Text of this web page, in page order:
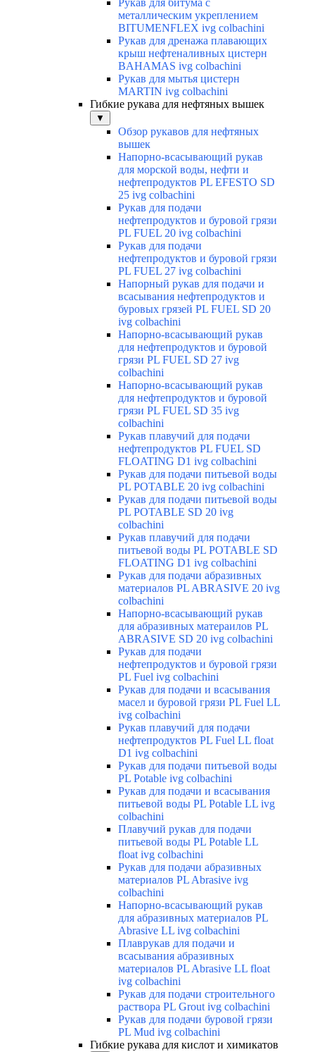
Рукав для битума с
металлическим укреплением
BITUMENFLEX ivg colbachini
Рукав для дренажа плавающих
крыш нефтеналивных цистерн
BAHAMAS ivg colbachini
Рукав для мытья цистерн
MARTIN ivg colbachini
Гибкие рукава для нефтяных вышек
▼
Обзор рукавов для нефтяных
вышек
Напорно-всасывающий рукав
для морской воды, нефти и
нефтепродуктов PL EFESTO SD
25 ivg colbachini
Рукав для подачи
нефтепродуктов и буровой грязи
PL FUEL 20 ivg colbachini
Рукав для подачи
нефтепродуктов и буровой грязи
PL FUEL 27 ivg colbachini
Напорный рукав для подачи и
всасывания нефтепродуктов и
буровых грязей PL FUEL SD 20
ivg colbachini
Напорно-всасывающий рукав
для нефтепродуктов и буровой
грязи PL FUEL SD 27 ivg
colbachini
Напорно-всасывающий рукав
для нефтепродуктов и буровой
грязи PL FUEL SD 35 ivg
colbachini
Рукав плавучий для подачи
нефтепродуктов PL FUEL SD
FLOATING D1 ivg colbachini
Рукав для подачи питьевой воды
PL POTABLE 20 ivg colbachini
Рукав для подачи питьевой воды
PL POTABLE SD 20 ivg
colbachini
Рукав плавучий для подачи
питьевой воды PL POTABLE SD
FLOATING D1 ivg colbachini
Рукав для подачи абразивных
материалов PL ABRASIVE 20 ivg
colbachini
Напорно-всасывающий рукав
для абразивных матераилов PL
ABRASIVE SD 20 ivg colbachini
Рукав для подачи
нефтепродуктов и буровой грязи
PL Fuel ivg colbachini
Рукав для подачи и всасывания
масел и буровой грязи PL Fuel LL
ivg colbachini
Рукав плавучий для подачи
нефтепродуктов PL Fuel LL float
D1 ivg colbachini
Рукав для подачи питьевой воды
PL Potable ivg colbachini
Рукав для подачи и всасывания
питьевой воды PL Potable LL ivg
colbachini
Плавучий рукав для подачи
питьевой воды PL Potable LL
float ivg colbachini
Рукав для подачи абразивных
материалов PL Abrasive ivg
colbachini
Напорно-всасывающий рукав
для абразивных материалов PL
Abrasive LL ivg colbachini
Плаврукав для подачи и
всасывания абразивных
материалов PL Abrasive LL float
ivg colbachini
Рукав для подачи строительного
раствора PL Grout ivg colbachini
Рукав для подачи буровой грязи
PL Mud ivg colbachini
Гибкие рукава для кислот и химикатов